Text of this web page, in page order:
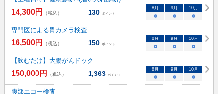
14,300円 （税込） 130 ポイント
8 月 9 月 10月
○ ○ ○
専門医による胃カメラ検査
16,500円 （税込） 150 ポイント
8 月 9 月 10月
○ ○ ○
【飲むだけ】大腸がんドック
150,000円 （税込） 1,363 ポイント
8 月 9 月 10月
○ ○ ○
腹部エコー検査